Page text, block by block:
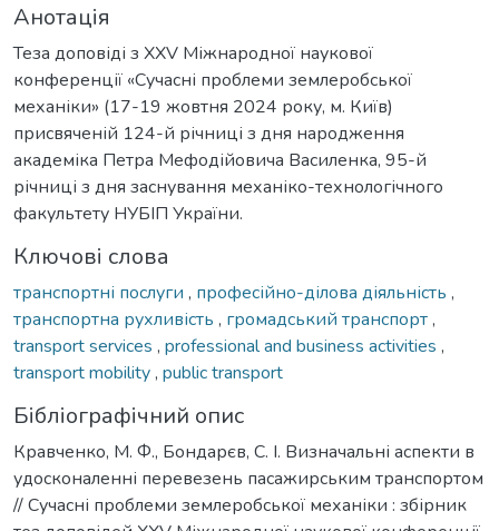
Анотація
Теза доповіді з XXV Міжнародної наукової
конференції «Сучасні проблеми землеробської
механіки» (17-19 жовтня 2024 року, м. Київ)
присвяченій 124-й річниці з дня народження
академіка Петра Мефодійовича Василенка, 95-й
річниці з дня заснування механіко-технологічного
факультету НУБІП України.
Ключові слова
транспортні послуги , професійно-ділова діяльність ,
транспортна рухливість , громадський транспорт,
transport services , professional and business activities ,
transport mobility, public transport
Бібліографічний опис
Кравченко, М. Ф., Бондарєв, С. І. Визначальні аспекти в
удосконаленні перевезень пасажирським транспортом
// Сучасні проблеми землеробської механіки : збірник